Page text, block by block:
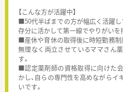
【こんな方が活躍中】
■50代半ばまでの方が幅広く活躍し
存分に活かして第一線でやりがいを
■産休や育休の取得後に時短勤務制
無理なく両立させているママさん
す。
■認定薬剤師の資格取得に向けた
かし、自らの専門性を高めながら
いです。